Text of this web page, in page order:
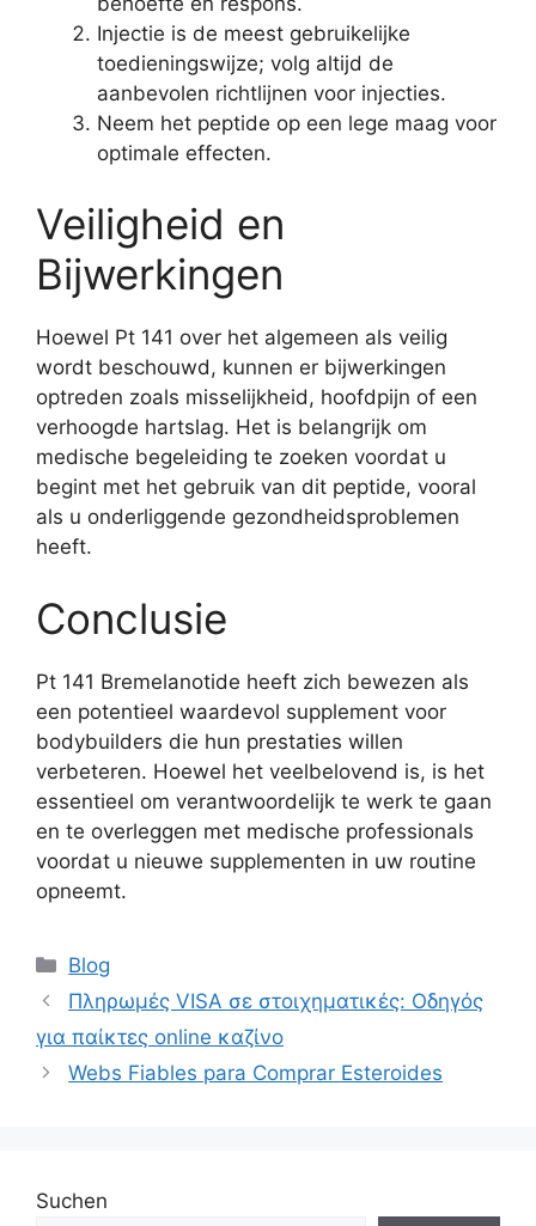
Injectie is de meest gebruikelijke
toedieningswijze; volg altijd de
aanbevolen richtlijnen voor injecties.
Neem het peptide op een lege maag voor
optimale effecten.
Veiligheid en
Bijwerkingen
Hoewel Pt 141 over het algemeen als veilig
wordt beschouwd, kunnen er bijwerkingen
optreden zoals misselijkheid, hoofdpijn of een
verhoogde hartslag. Het is belangrijk om
medische begeleiding te zoeken voordat u
begint met het gebruik van dit peptide, vooral
als u onderliggende gezondheidsproblemen
heeft.
Conclusie
Pt 141 Bremelanotide heeft zich bewezen als
een potentieel waardevol supplement voor
bodybuilders die hun prestaties willen
verbeteren. Hoewel het veelbelovend is, is het
essentieel om verantwoordelijk te werk te gaan
en te overleggen met medische professionals
voordat u nieuwe supplementen in uw routine
opneemt.
Blog
Πληρωμές VISA σε στοιχηματικές: Οδηγός
για παίκτες online καζίνο
Webs Fiables para Comprar Esteroides
Suchen